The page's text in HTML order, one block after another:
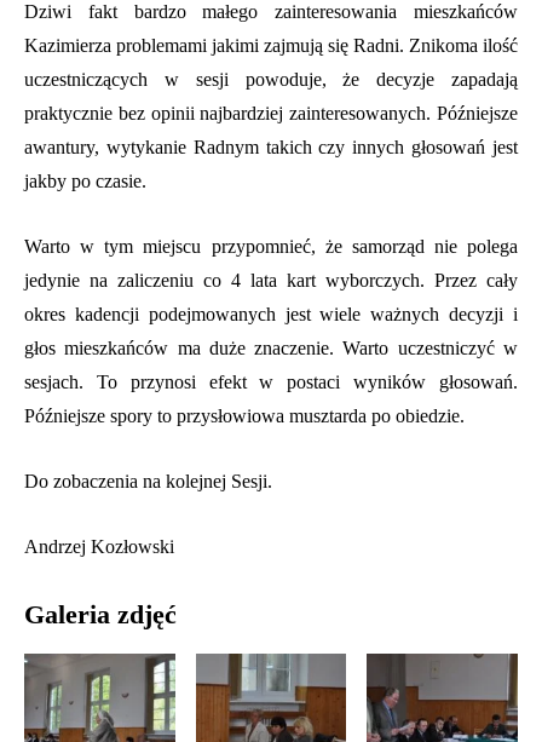
Dziwi fakt bardzo małego zainteresowania mieszkańców
Kazimierza problemami jakimi zajmują się Radni. Znikoma ilość
uczestniczących w sesji powoduje, że decyzje zapadają
praktycznie bez opinii najbardziej zainteresowanych. Późniejsze
awantury, wytykanie Radnym takich czy innych głosowań jest
jakby po czasie.
Warto w tym miejscu przypomnieć, że samorząd nie polega
jedynie na zaliczeniu co 4 lata kart wyborczych. Przez cały
okres kadencji podejmowanych jest wiele ważnych decyzji i
głos mieszkańców ma duże znaczenie. Warto uczestniczyć w
sesjach. To przynosi efekt w postaci wyników głosowań.
Późniejsze spory to przysłowiowa musztarda po obiedzie.
Do zobaczenia na kolejnej Sesji.
Andrzej Kozłowski
Galeria zdjęć